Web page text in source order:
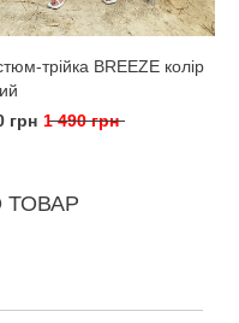
трійка BREEZE колір
грн 1 490 грн
ТОВАР